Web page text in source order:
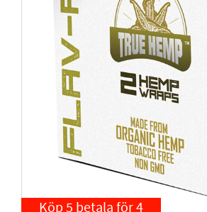
Köp 5 betala för 4